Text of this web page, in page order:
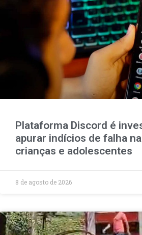
Plataforma Discord é
apurar indícios de falha
crianças e adolescentes
8 de agosto de 2026